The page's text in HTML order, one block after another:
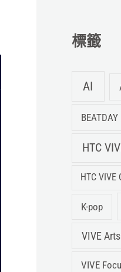
:標籤
AI
BEATDAY
HTC
HTC VIVE
K-pop
VIVE Arts
VIVE